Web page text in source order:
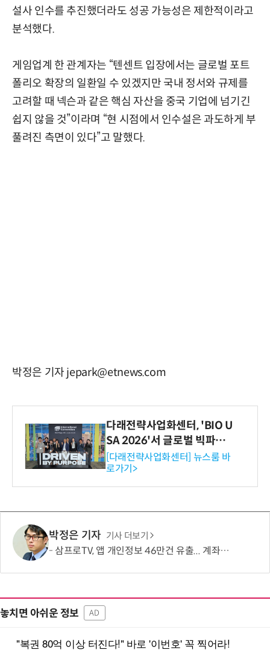
설사 인수를 추진했더라도 성공 가능성은 제한적이라고
분석했다.
게임업계 한 관계자는 “텐센트 입장에서는 글로벌 포트
폴리오 확장의 일환일 수 있겠지만 국내 정서와 규제를
고려할 때 넥슨과 같은 핵심 자산을 중국 기업에 넘기긴
쉽지 않을 것”이라며 “현 시점에서 인수설은 과도하게 부
풀려진 측면이 있다”고 말했다.
박정은 기자 jepark@etnews.com
다래전략사업화센터, 'BIO U
SA 2026'서 글로벌 빅파마
와의 비즈니스 미팅 지원…K
-바이오 해외 진출 교두보 확
보
[다래전략사업화센터] 뉴스룸 바
로가기>
박정은 기자 기사 더보기
삼프로TV, 앱 개인정보 46만건 유출... 계좌·카드정보도 포함
놓치면 아쉬운 정보 AD